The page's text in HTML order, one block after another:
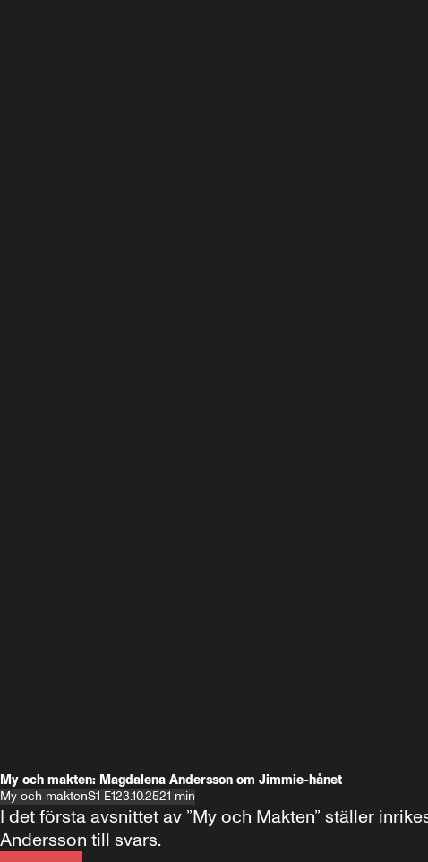
My och makten: Magdalena Andersson om Jimmie-hånet
My och maktenS1 E123.10.2521 min
I det första avsnittet av ”My och Makten” ställer
Andersson till svars.